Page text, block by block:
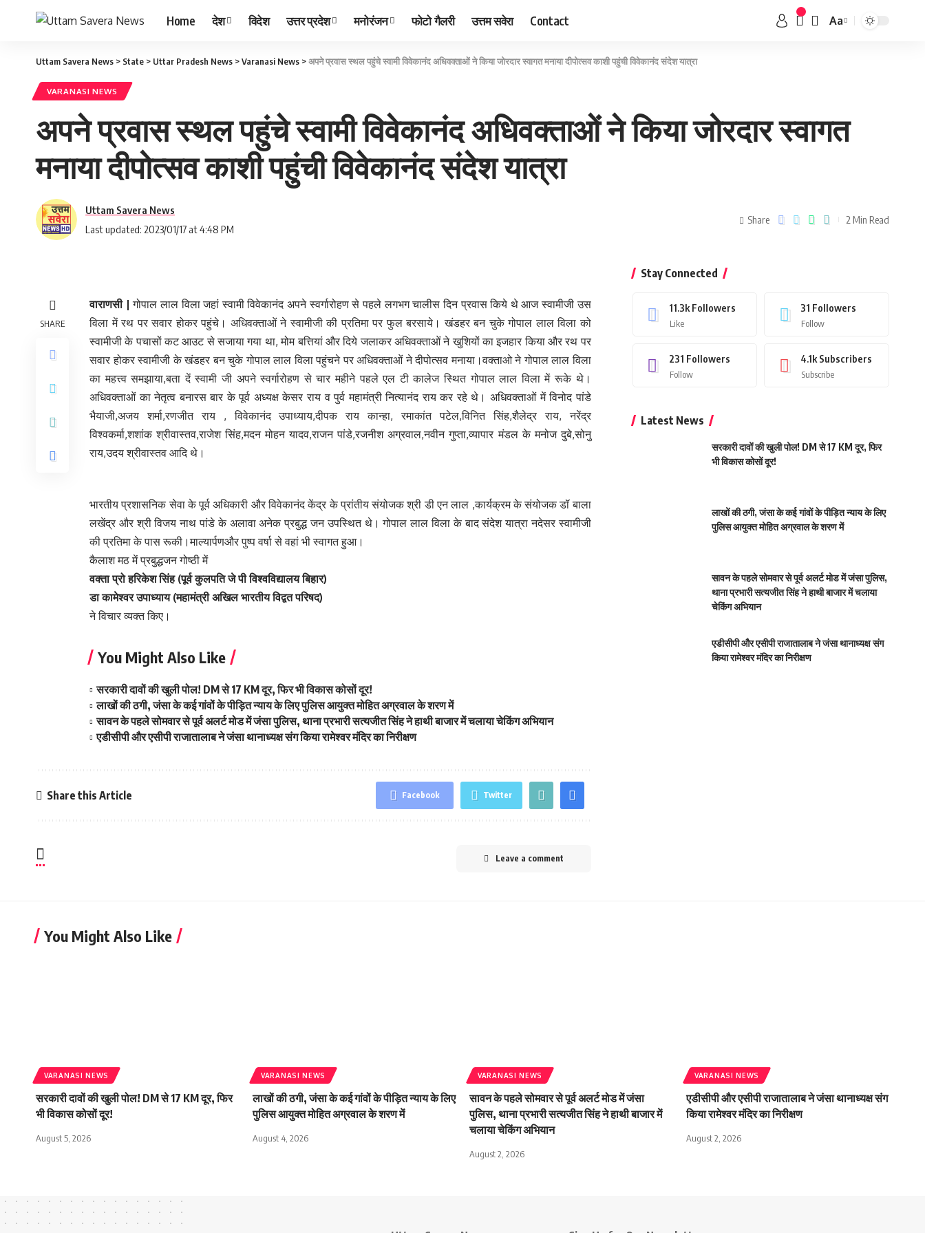
Home देश विदेश उत्तर प्रदेश मनोरंजन फोटो गैलरी उत्तम सवेरा Contact Aa
Uttam Savera News > State > Uttar Pradesh News >Varanasi News >अपने प्रवास स्थल पहुंचे स्वामी विवेकानंद अधिवक्ताओं ने किया जोरदार स्वागत मनाया दीपोत्सव काशी पहुंची विवेकानंद संदेश यात्रा
VARANASI NEWS
अपने प्रवास स्थल पहुंचे स्वामी विवेकानंद अधिवक्ताओं ने किया जोरदार स्वागत
मनाया दीपोत्सव काशी पहुंची विवेकानंद संदेश यात्रा
Last updated: 2023/01/17 at 4:48 PM
Uttam Savera News
Share 2 Min Read
SHARE
वाराणसी | गोपाल लाल विला जहां स्वामी विवेकानंद अपने स्वर्गारोहण से पहले लगभग चालीस दिन प्रवास किये थे आज स्वामीजी उस
विला में रथ पर सवार होकर पहुंचे। अधिवक्ताओं ने स्वामीजी की प्रतिमा पर फुल बरसाये। खंडहर बन चुके गोपाल लाल विला को
स्वामीजी के पचासों कट आउट से सजाया गया था, मोम बत्तियां और दिये जलाकर अधिवक्ताओं ने खुशियों का इजहार किया और रथ पर
सवार होकर स्वामीजी के खंडहर बन चुके गोपाल लाल विला पहुंचने पर अधिवक्ताओं ने दीपोत्सव मनाया।वक्ताओ ने गोपाल लाल विला
का महत्त्व समझाया,बता दें स्वामी जी अपने स्वर्गारोहण से चार महीने पहले एल टी कालेज स्थित गोपाल लाल विला में रूके थे।
अधिवक्ताओं का नेतृत्व बनारस बार के पूर्व अध्यक्ष केसर राय व पुर्व महामंत्री नित्यानंद राय कर रहे थे। अधिवक्ताओं में विनोद पांडे
भैयाजी,अजय शर्मा,रणजीत राय , विवेकानंद उपाध्याय,दीपक राय कान्हा, रमाकांत पटेल,विनित सिंह,शैलेद्र राय, नरेंद्र
विश्वकर्मा,शशांक श्रीवास्तव,राजेश सिंह,मदन मोहन यादव,राजन पांडे,रजनीश अग्रवाल,नवीन गुप्ता,व्यापार मंडल के मनोज दुबे,सोनु
राय,उदय श्रीवास्तव आदि थे।
भारतीय प्रशासनिक सेवा के पूर्व अधिकारी और विवेकानंद केंद्र के प्रांतीय संयोजक श्री डी एन लाल ,कार्यक्रम के संयोजक डॉ बाला
लखेंद्र और श्री विजय नाथ पांडे के अलावा अनेक प्रबुद्ध जन उपस्थित थे। गोपाल लाल विला के बाद संदेश यात्रा नदेसर स्वामीजी
की प्रतिमा के पास रूकी।माल्यार्पणऔर पुष्प वर्षा से वहां भी स्वागत हुआ।
कैलाश मठ में प्रबुद्धजन गोष्ठी में
वक्ता प्रो हरिकेश सिंह (पूर्व कुलपति जे पी विश्वविद्यालय बिहार)
डा कामेश्वर उपाध्याय (महामंत्री अखिल भारतीय विद्वत परिषद)
ने विचार व्यक्त किए।
You Might Also Like
सरकारी दावों की खुली पोल! DM से 17 KM दूर, फिर भी विकास कोसों दूर!
लाखों की ठगी, जंसा के कई गांवों के पीड़ित न्याय के लिए पुलिस आयुक्त मोहित अग्रवाल के शरण में
सावन के पहले सोमवार से पूर्व अलर्ट मोड में जंसा पुलिस, थाना प्रभारी सत्यजीत सिंह ने हाथी बाजार में चलाया चेकिंग अभियान
एडीसीपी और एसीपी राजातालाब ने जंसा थानाध्यक्ष संग किया रामेश्वर मंदिर का निरीक्षण
Share this Article Facebook Twitter
Leave a comment
Stay Connected
11.3k Followers
Like
31 Followers
Follow
231 Followers
Follow
4.1k Subscribers
Subscribe
Latest News
सरकारी दावों की खुली पोल! DM से 17 KM दूर, फिर
भी विकास कोसों दूर!
लाखों की ठगी, जंसा के कई गांवों के पीड़ित न्याय के लिए
पुलिस आयुक्त मोहित अग्रवाल के शरण में
सावन के पहले सोमवार से पूर्व अलर्ट मोड में जंसा पुलिस,
थाना प्रभारी सत्यजीत सिंह ने हाथी बाजार में चलाया
चेकिंग अभियान
एडीसीपी और एसीपी राजातालाब ने जंसा थानाध्यक्ष संग
किया रामेश्वर मंदिर का निरीक्षण
You Might Also Like
VARANASI NEWS
सरकारी दावों की खुली पोल! DM से 17 KM दूर, फिर
भी विकास कोसों दूर!
August 5, 2026
VARANASI NEWS
लाखों की ठगी, जंसा के कई गांवों के पीड़ित न्याय के लिए
पुलिस आयुक्त मोहित अग्रवाल के शरण में
August 4, 2026
VARANASI NEWS
सावन के पहले सोमवार से पूर्व अलर्ट मोड में जंसा
पुलिस, थाना प्रभारी सत्यजीत सिंह ने हाथी बाजार में
चलाया चेकिंग अभियान
August 2, 2026
VARANASI NEWS
एडीसीपी और एसीपी राजातालाब ने जंसा थानाध्यक्ष संग
किया रामेश्वर मंदिर का निरीक्षण
August 2, 2026